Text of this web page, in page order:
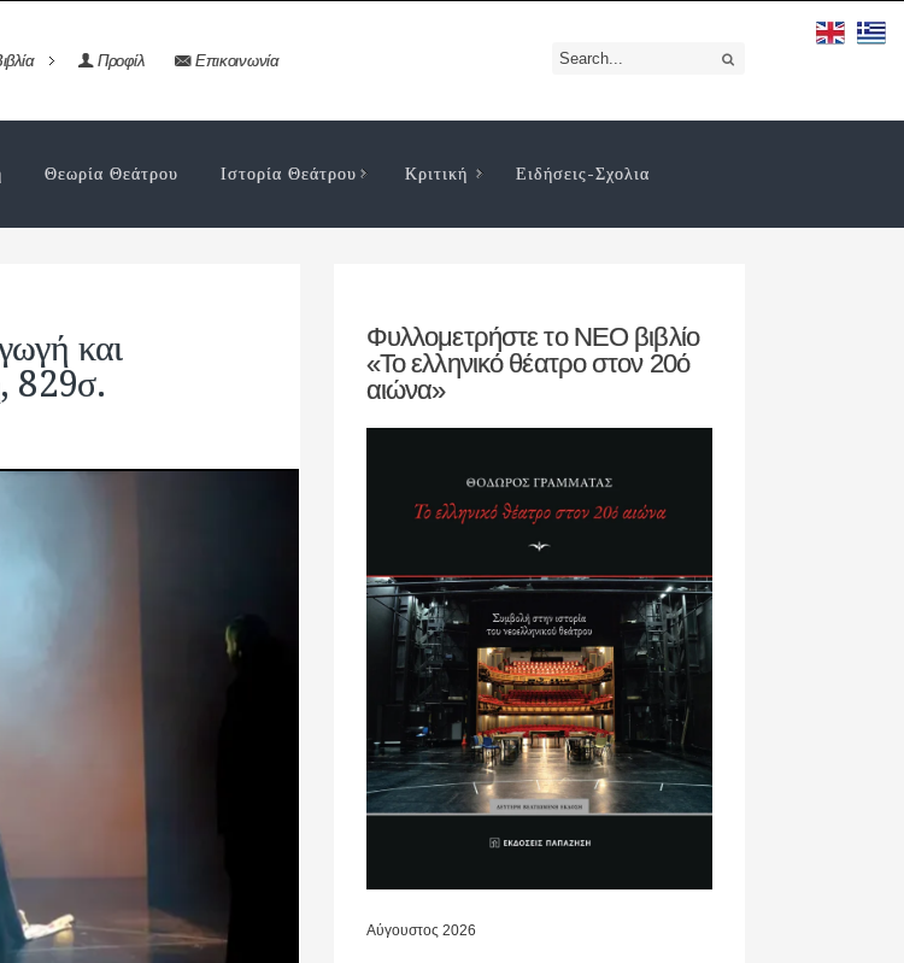
Προφίλ Επικοινωνία
Θεωρία Θεάτρου Ιστορία Θεάτρου Κριτική Ειδήσεις-Σχολια
και
829σ.
Φυλλομετρήστε το ΝΕΟ βιβλίο
«Το ελληνικό θέατρο στον 20ό
αιώνα»
Αύγουστος 2026